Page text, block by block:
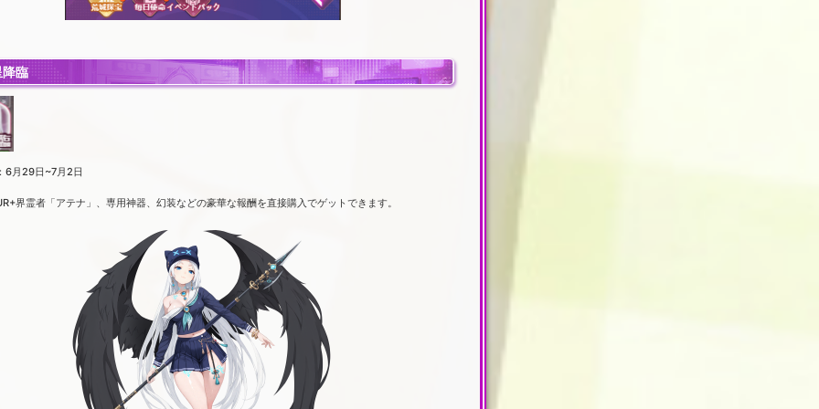
臨
6月29日~7月2日
界霊者「アテナ」、専用神器、幻装などの豪華な報酬を直接購入でゲットできます。